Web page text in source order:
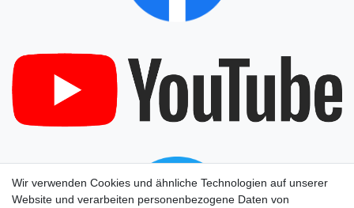
Wir verwenden Cookies und ähnliche Technologien auf unserer
Website und verarbeiten personenbezogene Daten von